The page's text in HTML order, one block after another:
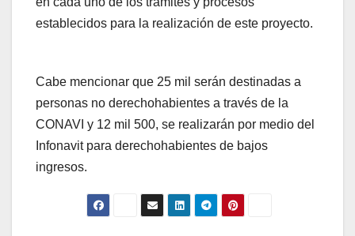
establecidos para la realización de este proyecto.
Cabe mencionar que 25 mil serán destinadas a
personas no derechohabientes a través de la
CONAVI y 12 mil 500, se realizarán por medio del
Infonavit para derechohabientes de bajos
ingresos.